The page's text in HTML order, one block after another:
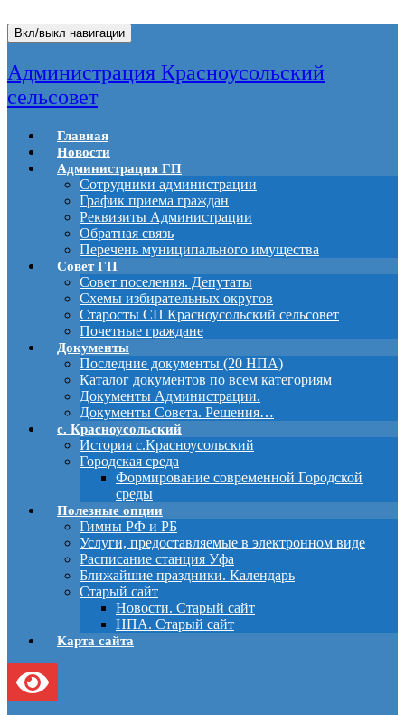
Вкл/выкл навигации
Администрация Красноусольский
сельсовет
Главная
Новости
Администрация ГП
Сотрудники администрации
График приема граждан
Реквизиты Администрации
Обратная связь
Перечень муниципального имущества
Совет ГП
Совет поселения. Депутаты
Схемы избирательных округов
Старосты СП Красноусольский сельсовет
Почетные граждане
Документы
Последние документы (20 НПА)
Каталог документов по всем категориям
Документы Администрации.
Документы Совета. Решения…
с. Красноусольский
История с.Красноусольский
Городская среда
Формирование современной Городской
среды
Полезные опции
Гимны РФ и РБ
Услуги, предоставляемые в электронном виде
Расписание станция Уфа
Ближайшие праздники. Календарь
Старый сайт
Новости. Старый сайт
НПА. Старый сайт
Карта сайта